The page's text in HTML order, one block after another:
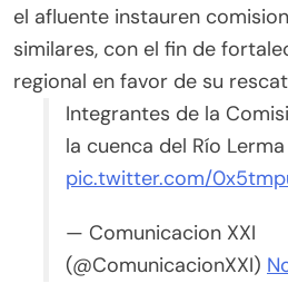
el afluente instauren
similares, con el fin de
regional en favor de su
Integrantes de la
la cuenca del Río Lerma
pic.twitter.com/
— Comunicacion XXI
(@ComunicacionXXI)